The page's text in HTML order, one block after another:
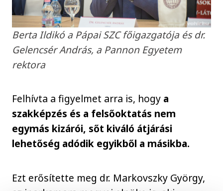
Berta Ildikó a Pápai SZC főigazgatója és dr.
Gelencsér András, a Pannon Egyetem
rektora
Felhívta a figyelmet arra is, hogy a
szakképzés és a felsőoktatás nem
egymás kizárói, sőt kiváló átjárási
lehetőség adódik egyikből a másikba.
Ezt erősítette meg dr. Markovszky György,